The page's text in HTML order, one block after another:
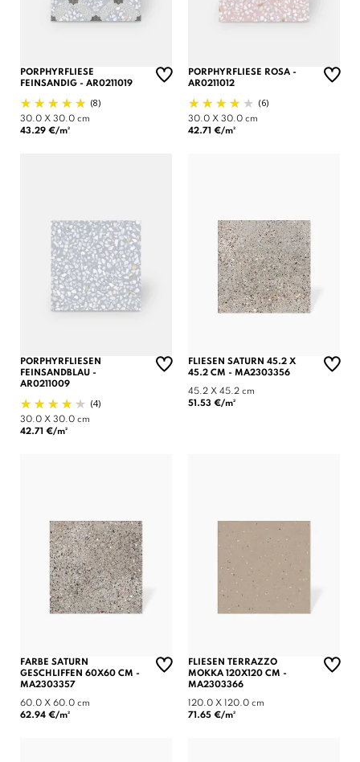
PORPHYRFLIESE
FEINSANDIG - AR0211019
(8)
30.0 X 30.0 cm
43.29 €/m²
PORPHYRFLIESE ROSA -
AR0211012
(6)
30.0 X 30.0 cm
42.71 €/m²
PORPHYRFLIESEN
FEINSANDBLAU -
AR0211009
(4)
30.0 X 30.0 cm
42.71 €/m²
FLIESEN SATURN 45.2 X
45.2 CM - MA2303356
45.2 X 45.2 cm
51.53 €/m²
FARBE SATURN
GESCHLIFFEN 60X60 CM -
MA2303357
60.0 X 60.0 cm
62.94 €/m²
FLIESEN TERRAZZO
MOKKA 120X120 CM -
MA2303366
120.0 X 120.0 cm
71.65 €/m²